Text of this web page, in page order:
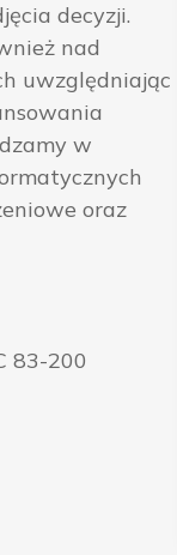
decyzji.
nad
uwzględniając
w
oraz
83-200